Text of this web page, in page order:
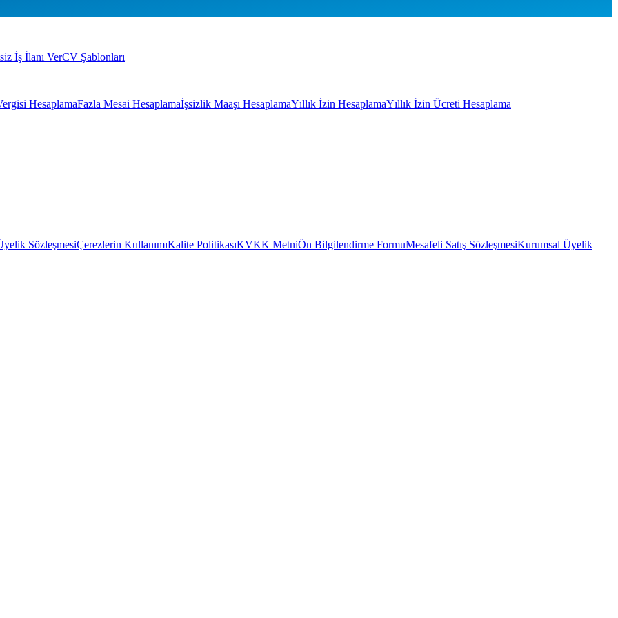
İş İlanı VerCV Şablonları
HesaplamaFazla Mesai Hesaplamaİşsizlik Maaşı HesaplamaYıllık İzin HesaplamaYıllık İzin Ücreti Hesaplama
SözleşmesiÇerezlerin KullanımıKalite PolitikasıKVKK MetniÖn Bilgilendirme FormuMesafeli Satış SözleşmesiKurumsal Üyelik